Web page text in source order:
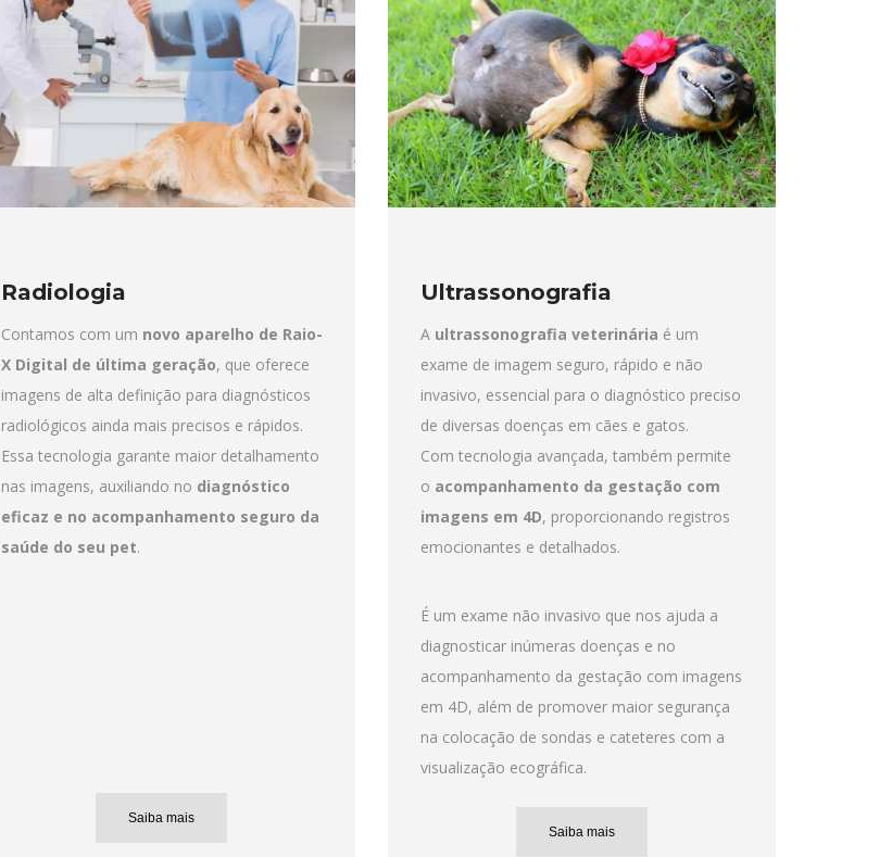
Radiologia
Contamos com um novo aparelho de Raio-
X Digital de última geração, que oferece
imagens de alta definição para diagnósticos
radiológicos ainda mais precisos e rápidos.
Essa tecnologia garante maior detalhamento
nas imagens, auxiliando no diagnóstico
eficaz e no acompanhamento seguro da
saúde do seu pet.
Saiba mais
Ultrassonografia
A ultrassonografia veterinária é um
exame de imagem seguro, rápido e não
invasivo, essencial para o diagnóstico preciso
de diversas doenças em cães e gatos.
Com tecnologia avançada, também permite
o acompanhamento da gestação com
imagens em 4D, proporcionando registros
emocionantes e detalhados.
É um exame não invasivo que nos ajuda a
diagnosticar inúmeras doenças e no
acompanhamento da gestação com imagens
em 4D, além de promover maior segurança
na colocação de sondas e cateteres com a
visualização ecográfica.
Saiba mais